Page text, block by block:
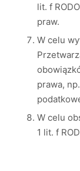
lit. f
praw.
W celu
prawa,
W celu
1 lit. f